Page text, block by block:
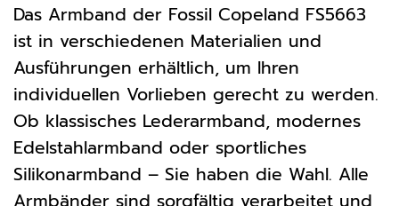
Das Armband der Fossil Copeland FS5663
ist in verschiedenen Materialien und
Ausführungen erhältlich, um Ihren
individuellen Vorlieben gerecht zu werden.
Ob klassisches Lederarmband, modernes
Edelstahlarmband oder sportliches
Silikonarmband – Sie haben die Wahl. Alle
Armbänder sind sorgfältig verarbeitet und